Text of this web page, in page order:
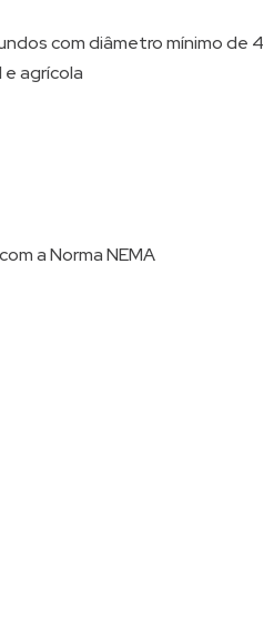
com diâmetro mínimo de
agrícola
a Norma NEMA